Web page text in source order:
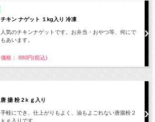
チキン ナゲット １kg入り 冷凍
人気のチキンナゲットです。お弁当・おやつ等、何にで
もあいます。
価格： 880円(税込)
唐 揚 粉 2ｋｇ入り
手軽にでき、仕上がりもよく、油もよごれない唐揚粉２
ｋｇ入りです。